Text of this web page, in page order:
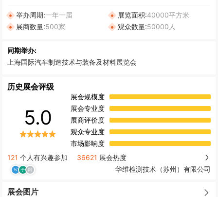
举办周期:一年一届 展览面积:40000平方米
展商数量:500家 观众数量:50000人
同期举办:
上海国际汽车制造技术与装备及材料展览会
历史展会评级
5.0
展会规模度
展会专业度
展商评价度
观众专业度
市场影响度
121 个人有兴趣参加 36621 展会热度
华维检测技术（苏州）有限公司
展会图片